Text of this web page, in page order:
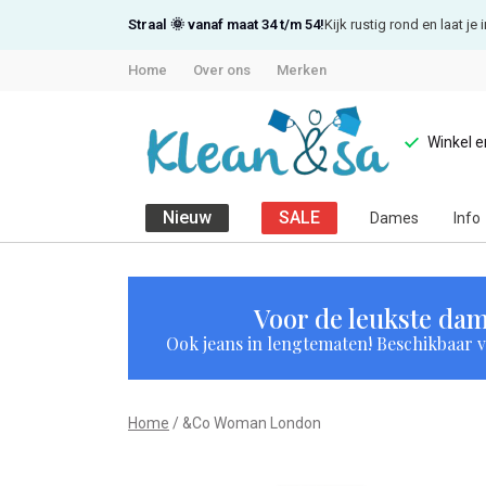
Straal 🌞 vanaf maat 34 t/m 54!Kijk rustig rond en laat je
Home Over ons Merken
Winkel
Nieuw SALE Dames Info
Woman
London
Voor de leukste
Ook jeans in lengtematen!
Home &Co Woman London